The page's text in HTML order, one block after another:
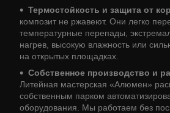
Термостойкость и защита от
композит не ржавеют. Они легко
температурные перепады,
нагрев, высокую влажность или
на открытых площадках.
Собственное производство и
Литейная мастерская «Алюмен»
собственным парком
оборудования. Мы работаем без